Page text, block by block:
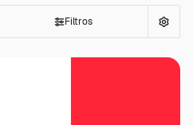
Filtros